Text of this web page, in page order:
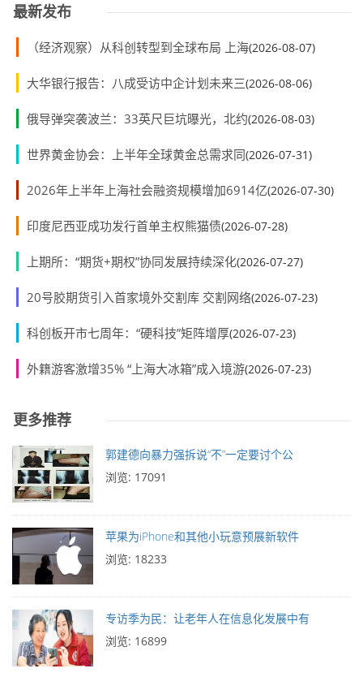
最新发布
（经济观察）从科创转型到全球布局 上海(2026-08-07)
大华银行报告：八成受访中企计划未来三(2026-08-06)
俄导弹突袭波兰：33英尺巨坑曝光，北约(2026-08-03)
世界黄金协会：上半年全球黄金总需求同(2026-07-31)
2026年上半年上海社会融资规模增加6914亿(2026-07-30)
印度尼西亚成功发行首单主权熊猫债(2026-07-28)
上期所：“期货+期权”协同发展持续深化(2026-07-27)
20号胶期货引入首家境外交割库 交割网络(2026-07-23)
科创板开市七周年：“硬科技”矩阵增厚(2026-07-23)
外籍游客激增35% “上海大冰箱”成入境游(2026-07-23)
更多推荐
郭建德向暴力强拆说“不”一定要讨个公
浏览: 17091
苹果为iPhone和其他小玩意预展新软件
浏览: 18233
专访季为民：让老年人在信息化发展中有
浏览: 16899